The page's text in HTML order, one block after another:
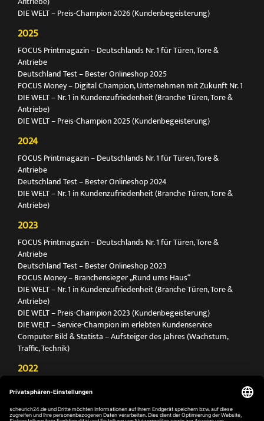
DIE WELT – Preis-Champion 2026 (Kundenbegeisterung)
2025
FOCUS Printmagazin – Deutschlands Nr. 1 für Türen, Tore &
Antriebe
Deutschland Test – Bester Onlineshop 2025
FOCUS Money – Digital Champion, Unternehmen mit Zukunft Nr. 1
DIE WELT – Nr. 1 in Kundenzufriedenheit (Branche Türen, Tore &
Antriebe)
DIE WELT – Preis-Champion 2025 (Kundenbegeisterung)
2024
FOCUS Printmagazin – Deutschlands Nr. 1 für Türen, Tore &
Antriebe
Deutschland Test – Bester Onlineshop 2024
DIE WELT – Nr. 1 in Kundenzufriedenheit (Branche Türen, Tore &
Antriebe)
2023
FOCUS Printmagazin – Deutschlands Nr. 1 für Türen, Tore &
Antriebe
Deutschland Test – Bester Onlineshop 2023
FOCUS Money – Branchensieger „Rund ums Haus“
DIE WELT – Nr. 1 in Kundenzufriedenheit (Branche Türen, Tore &
Antriebe)
DIE WELT – Preis-Champion 2023 (Kundenbegeisterung)
DIE WELT – Service-Champion im erlebten Kundenservice
Computer Bild & Statista – Aufsteiger des Jahres (Wachstum,
Traffic, Technik)
2022
Antriebe
Deutschland Test – Bester Onlineshop 2022